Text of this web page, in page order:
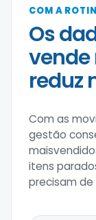
COM A
Os
vende
reduz
Com as
gestão
itens
precisam